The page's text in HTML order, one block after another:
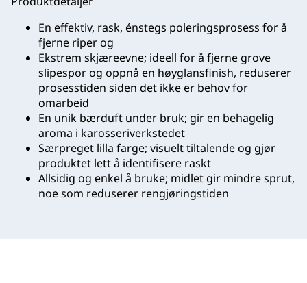
En effektiv, rask, énstegs poleringsprosess for å
fjerne riper og
Ekstrem skjæreevne; ideell for å fjerne grove
slipespor og oppnå en høyglansfinish, reduserer
prosess­tiden siden det ikke er behov for
omarbeid
En unik bærduft under bruk; gir en behagelig
aroma i karosseriverkstedet
Særpreget lilla farge; visuelt tiltalende og gjør
produktet lett å identifisere raskt
Allsidig og enkel å bruke; midlet gir mindre sprut,
noe som reduserer rengjøringstiden